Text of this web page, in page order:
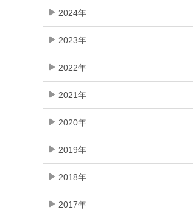
2024年
2023年
2022年
2021年
2020年
2019年
2018年
2017年